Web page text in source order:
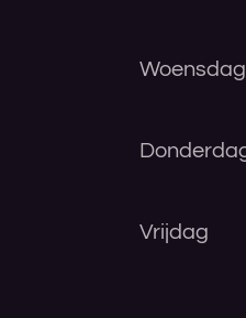
Woensdag
Vrijdag